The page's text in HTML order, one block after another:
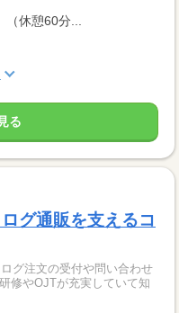
（休憩60分...
る
グ通販を支えるコ
グ注文の受付や問い合わせ
修やOJTが充実していて知